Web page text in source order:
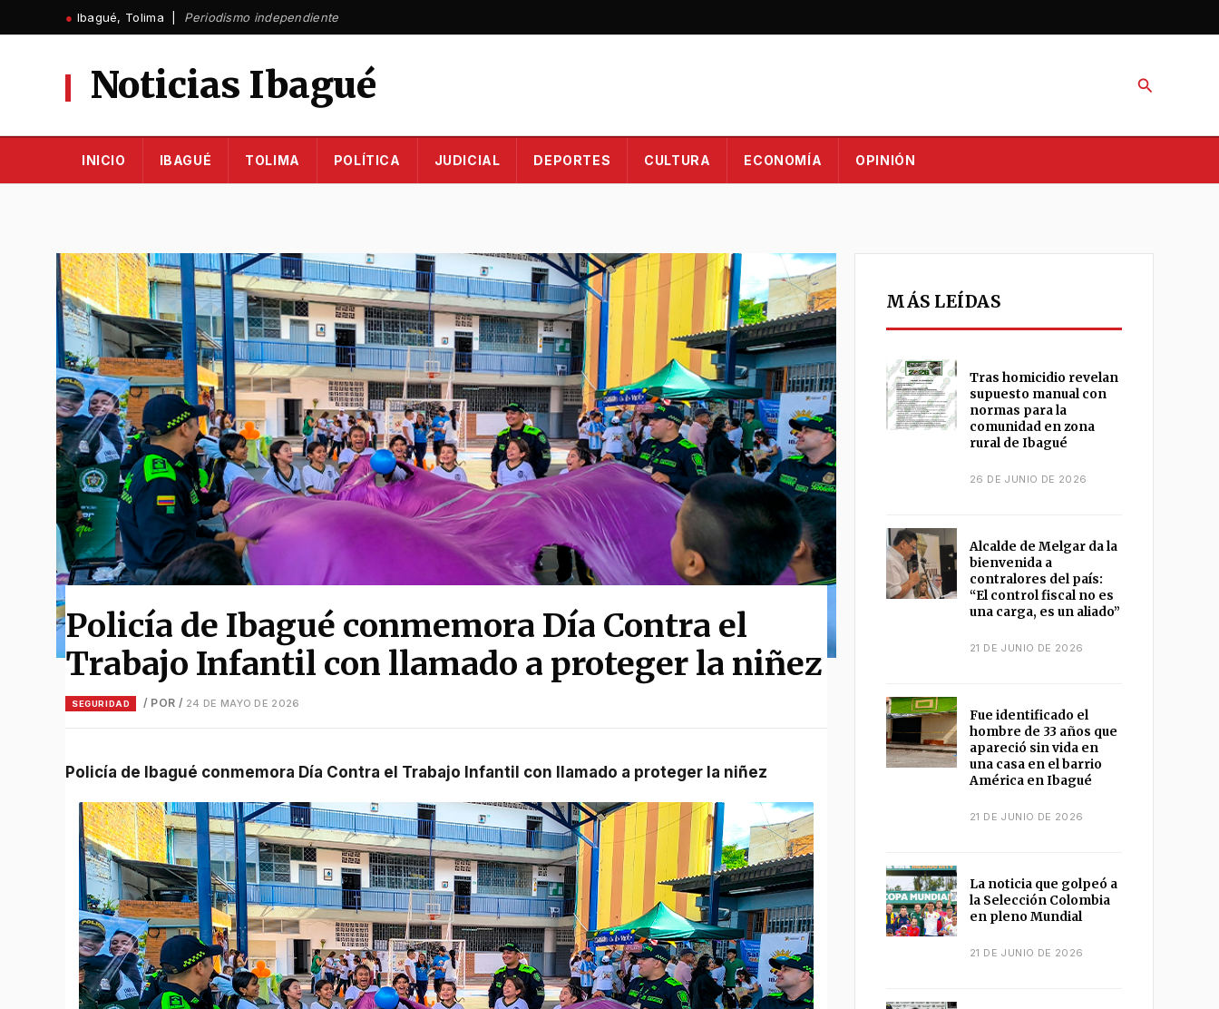
al
● Ibagué, Tolima | Periodismo independiente
Noticias Ibagué Buscar
INICIO IBAGUÉ TOLIMA POLÍTICA JUDICIAL DEPORTES CULTURA ECONOMÍA OPINIÓN
Policía de Ibagué conmemora Día Contra el
Trabajo Infantil con llamado a proteger la niñez
SEGURIDAD / POR / 24 DE MAYO DE 2026
Policía de Ibagué conmemora Día Contra el Trabajo Infantil con llamado a proteger la niñez
MÁS LEÍDAS
Tras homicidio revelan
supuesto manual con
normas para la
comunidad en zona
rural de Ibagué
26 DE JUNIO DE 2026
Alcalde de Melgar da la
bienvenida a
contralores del país:
“El control fiscal no es
una carga, es un aliado”
21 DE JUNIO DE 2026
Fue identificado el
hombre de 33 años que
apareció sin vida en
una casa en el barrio
América en Ibagué
21 DE JUNIO DE 2026
La noticia que golpeó a
la Selección Colombia
en pleno Mundial
21 DE JUNIO DE 2026